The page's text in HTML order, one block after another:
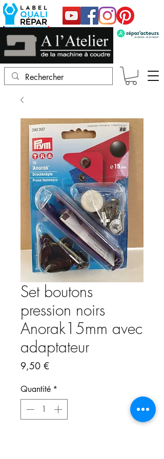
Set boutons
pression noirs
Anorak15mm avec
adaptateur
9,50 €Prix
Quantité *